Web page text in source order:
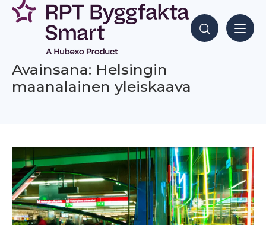
Siirry
sisältöön
Hae sisältöjä
Avainsana: Helsingin
maanalainen yleiskaava